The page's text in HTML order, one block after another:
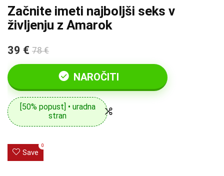
Začnite imeti najboljši seks v
življenju z Amarok
39 € 78 €
NAROČITI
[50% popust] • uradna
stran
Save
0